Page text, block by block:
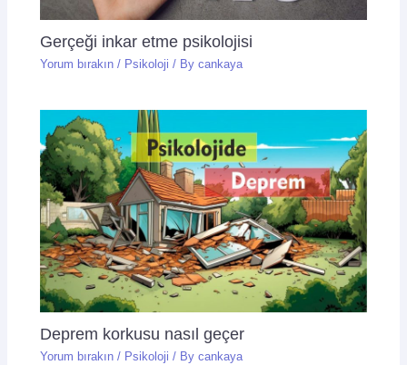
Gerçeği inkar etme psikolojisi
Yorum bırakın / Psikoloji / Bycankaya
Deprem korkusu nasıl geçer
Yorum bırakın / Psikoloji / Bycankaya